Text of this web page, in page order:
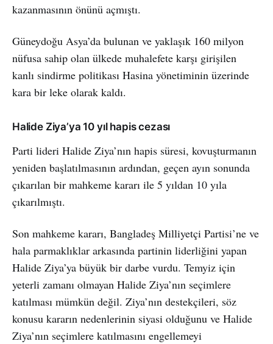
kazanmasının önünü açmıştı.
Güneydoğu Asya’da bulunan ve yaklaşık 160 milyon
nüfusa sahip olan ülkede muhalefete karşı girişilen
kanlı sindirme politikası Hasina yönetiminin üzerinde
kara bir leke olarak kaldı.
Halide Ziya’ya 10 yıl hapis cezası
Parti lideri Halide Ziya’nın hapis süresi, kovuşturmanın
yeniden başlatılmasının ardından, geçen ayın sonunda
çıkarılan bir mahkeme kararı ile 5 yıldan 10 yıla
çıkarılmıştı.
Son mahkeme kararı, Bangladeş Milliyetçi Partisi’ne ve
hala parmaklıklar arkasında partinin liderliğini yapan
Halide Ziya’ya büyük bir darbe vurdu. Temyiz için
yeterli zamanı olmayan Halide Ziya’nın seçimlere
katılması mümkün değil. Ziya’nın destekçileri, söz
konusu kararın nedenlerinin siyasi olduğunu ve Halide
Ziya’nın seçimlere katılmasını engellemeyi